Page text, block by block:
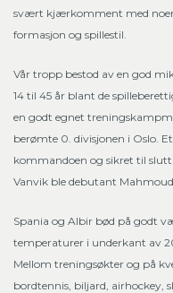
svært kjærkomment med
formasjon og spillestil.
Vår tropp bestod av en god
14 til 45 år blant de
en godt egnet
berømte 0. divisjonen i Oslo.
kommandoen og sikret til slutt
Vanvik ble debutant
Spania og Albir bød på godt
temperaturer i underkant av
Mellom treningsøkter og på
bordtennis, biljard, airhockey,